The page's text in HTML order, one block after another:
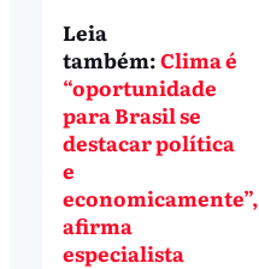
Leia
também:Clima é
“oportunidade
para Brasil se
destacar política
e
economicamente”,
afirma
especialista